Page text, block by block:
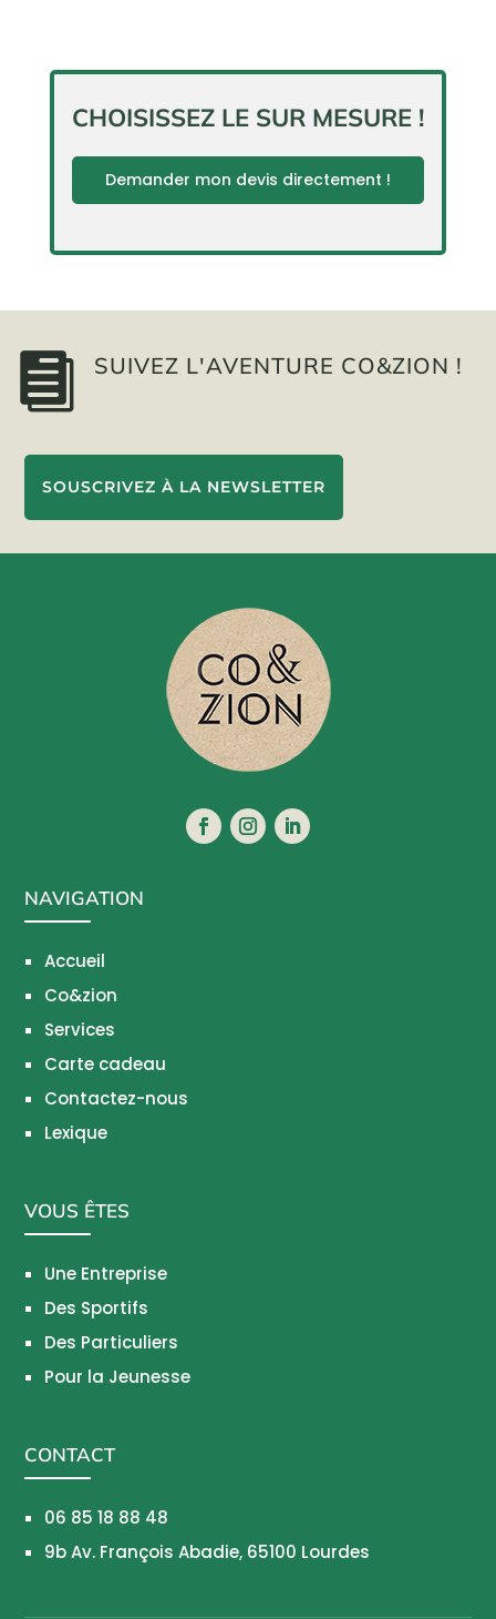
CHOISISSEZ LE SUR MESURE !
Demander mon devis directement !
 SUIVEZ L'AVENTURE CO&ZION !
SOUSCRIVEZ À LA NEWSLETTER
NAVIGATION
Accueil
Co&zion
Services
Carte cadeau
Contactez-nous
Lexique
VOUS ÊTES
Une Entreprise
Des Sportifs
Des Particuliers
Pour la Jeunesse
CONTACT
06 85 18 88 48
9b Av. François Abadie, 65100 Lourdes